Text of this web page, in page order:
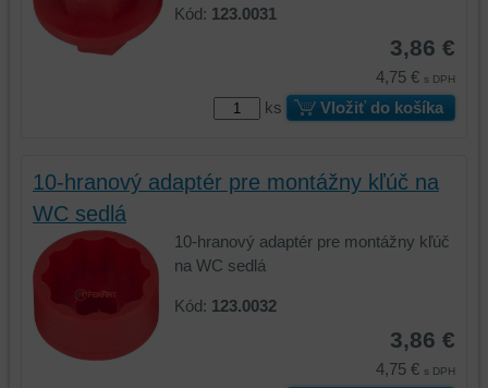
Kód: 123.0031
3,86 €
4,75 € s DPH
ks Vložiť do košíka
10-hranový adaptér pre montážny kľúč na
WC sedlá
10-hranový adaptér pre montážny kľúč
na WC sedlá
Kód: 123.0032
3,86 €
4,75 € s DPH
vašom
zariadení
prehliadača)
identifikáciu
vašej
dosiahnutie
základnej
funkčnosti
zariadení
(súbory
aby
mohli
poskytovať
funkcie,
ktoré
zlepšujú